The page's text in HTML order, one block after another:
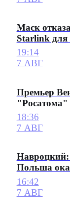
Маск
Starlink для
19:14
7 АВГ
Премьер
18:36
7 АВГ
Навроцкий:
Польша
16:42
7 АВГ